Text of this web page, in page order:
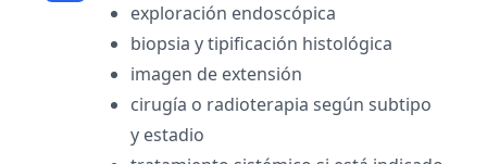
exploración endoscópica
biopsia y tipificación histológica
imagen de extensión
cirugía o radioterapia según subtipo
y estadio